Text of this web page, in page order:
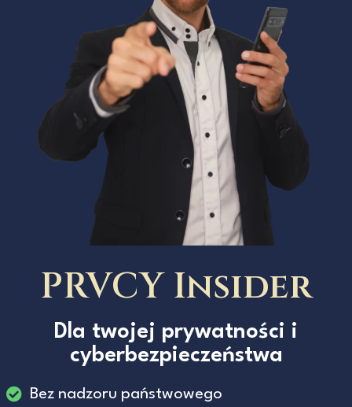
PRVCY Insider
Dla twojej prywatności i
cyberbezpieczeństwa
Bez nadzoru państwowego